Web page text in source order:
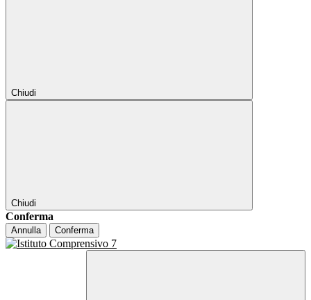
Chiudi
Chiudi
Conferma
Annulla Conferma